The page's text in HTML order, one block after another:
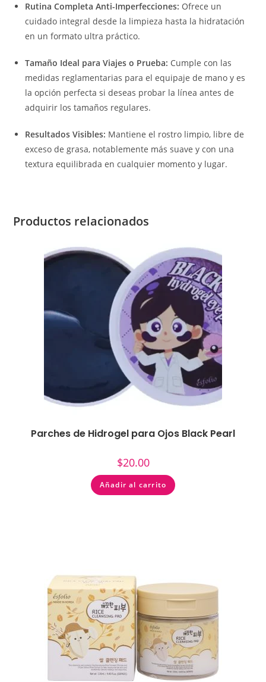
Rutina Completa Anti-Imperfecciones: Ofrece un
cuidado integral desde la limpieza hasta la hidratación
en un formato ultra práctico.
Tamaño Ideal para Viajes o Prueba: Cumple con las
medidas reglamentarias para el equipaje de mano y es
la opción perfecta si deseas probar la línea antes de
adquirir los tamaños regulares.
Resultados Visibles: Mantiene el rostro limpio, libre de
exceso de grasa, notablemente más suave y con una
textura equilibrada en cualquier momento y lugar.
Productos relacionados
Parches de Hidrogel para Ojos Black Pearl
$20.00
Añadir al carrito